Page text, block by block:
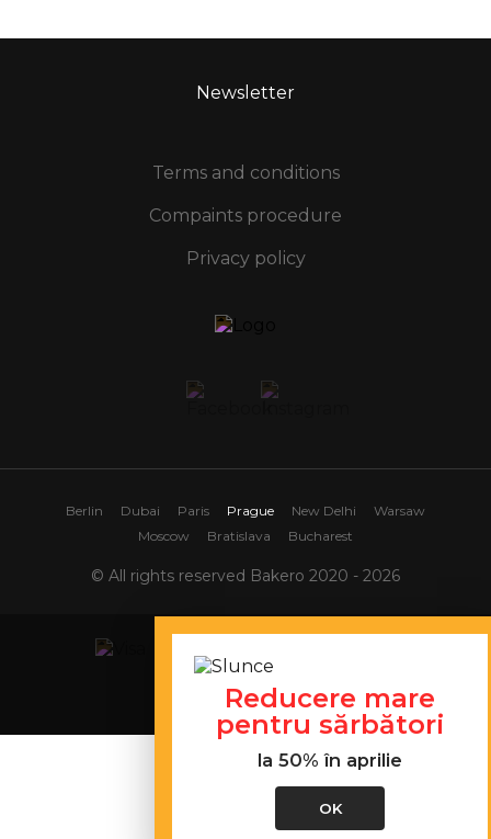
Newsletter
Terms and conditions
Compaints procedure
Privacy policy
© All rights reserved Bakero 2020 - 2026
Berlin Dubai Paris Prague New Delhi
Warsaw
Moscow
Bratislava Bucharest
Site map
Reducere mare
pentru sărbători
la 50% în aprilie
OK